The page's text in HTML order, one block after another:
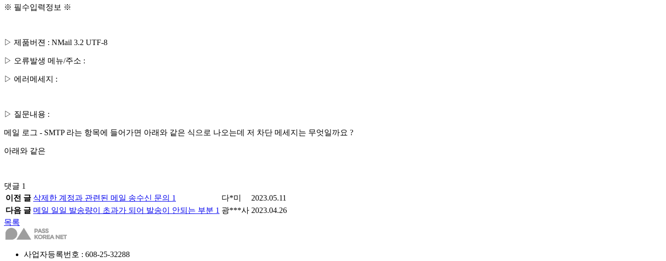
※ 필수입력정보 ※
▷ 제품버젼 : NMail 3.2 UTF-8
▷ 오류발생 메뉴/주소 :
▷ 에러메세지 :
▷ 질문내용 :
메일 로그 - SMTP 라는 항목에 들어가면 아래와 같은 식으로 나오는데 저 차단 메세지는 무엇일까요 ?
아래와 같은
댓글 1
이전 글 삭제한 계정과 관련된 메일 송수신 문의 1 다*미
2023.05.11
다음 글 메일 일일 발송량이 초과가 되어 발송이 안되는 부분 1 광***사 2023.04.26
목록
사업자등록번호 : 608-25-32288